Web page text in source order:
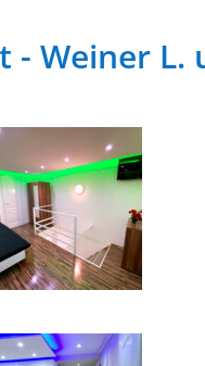
Weiner L.